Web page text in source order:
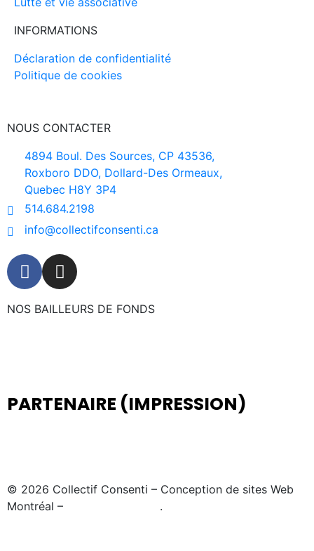
INFORMATIONS
Déclaration de confidentialité
Politique de cookies
NOUS CONTACTER
4894 Boul. Des Sources, CP 43536,
Roxboro DDO, Dollard-Des Ormeaux,
Quebec H8Y 3P4
514.684.2198
info@collectifconsenti.ca
NOS BAILLEURS DE FONDS
PARTENAIRE (IMPRESSION)
© 2026 Collectif Consenti – Conception de sites Web
Montréal –
.